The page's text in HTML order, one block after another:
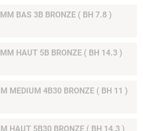
BAS 3B BRONZE ( BH 7.8 )
HAUT 5B BRONZE ( BH 14.3 )
MEDIUM 4B30 BRONZE ( BH 11 )
COLLIER 30MM HAUT 5B30 BRONZE ( BH 14.3 )